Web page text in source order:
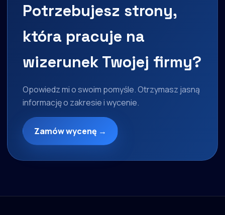
Potrzebujesz strony,
która pracuje na
wizerunek Twojej firmy?
Opowiedz mi o swoim pomyśle. Otrzymasz jasną
informację o zakresie i wycenie.
Zamów wycenę →